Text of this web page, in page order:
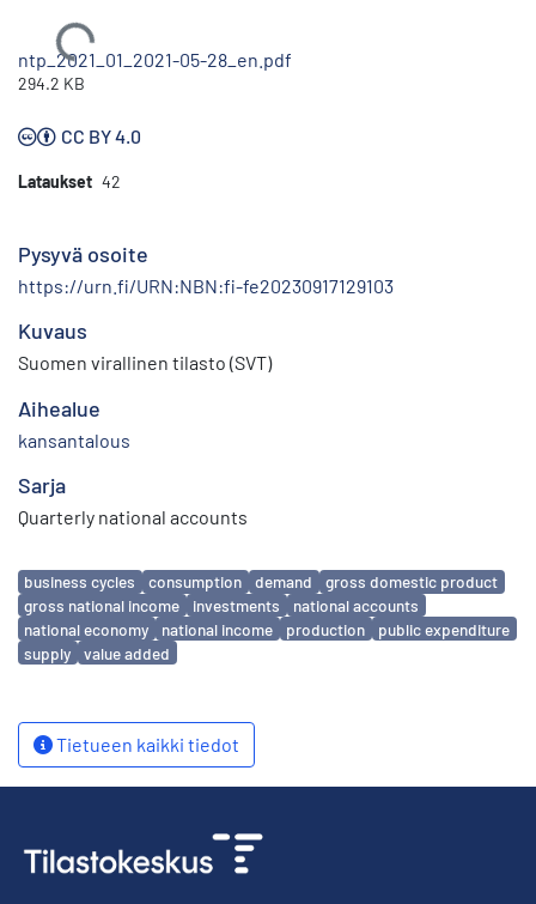
Ladataan...
ntp_2021_01_2021-05-28_en.pdf
294.2 KB
CC BY 4.0
Lataukset 42
Pysyvä osoite
https://urn.fi/URN:NBN:fi-fe20230917129103
Kuvaus
Suomen virallinen tilasto (SVT)
Aihealue
kansantalous
Sarja
Quarterly national accounts
Avainsanat
business cycles consumption demand
gross domestic product
gross national income
investments
national accounts
national economy
national income production
public expenditure
supply
value added
Tietueen kaikki tiedot